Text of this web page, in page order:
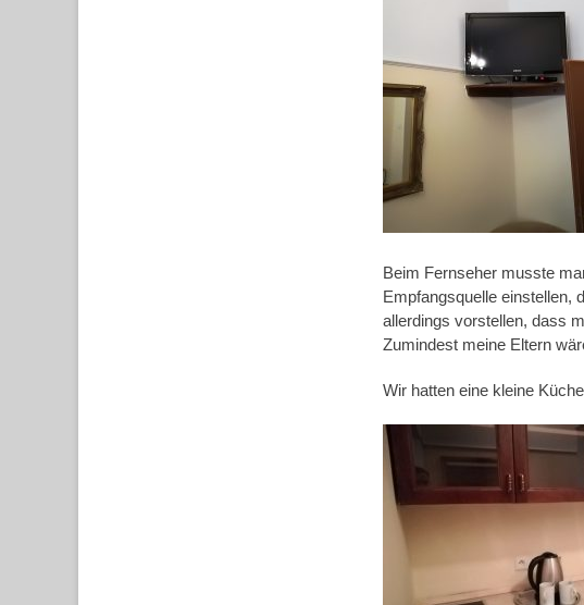
Beim Fernseher musste
Empfangsquelle einstellen,
allerdings vorstellen, dass
Zumindest meine Eltern
Wir hatten eine kleine